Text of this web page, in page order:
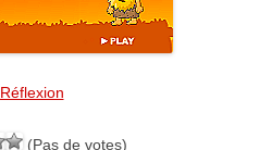
Réflexion
(Pas de votes)